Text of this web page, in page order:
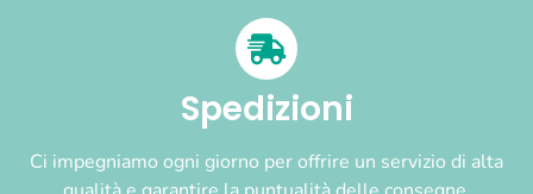
Spedizioni
Ci impegniamo ogni giorno per offrire un servizio di alta